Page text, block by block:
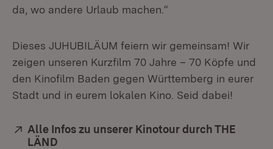
da, wo andere Urlaub machen.“
Dieses JUHUBILÄUM feiern wir gemeinsam! Wir
zeigen unseren Kurzfilm 70 Jahre – 70 Köpfe und
den Kinofilm Baden gegen Württemberg in eurer
Stadt und in eurem lokalen Kino. Seid dabei!
Extern:
Alle Infos zu unserer Kinotour durch THE
LÄND